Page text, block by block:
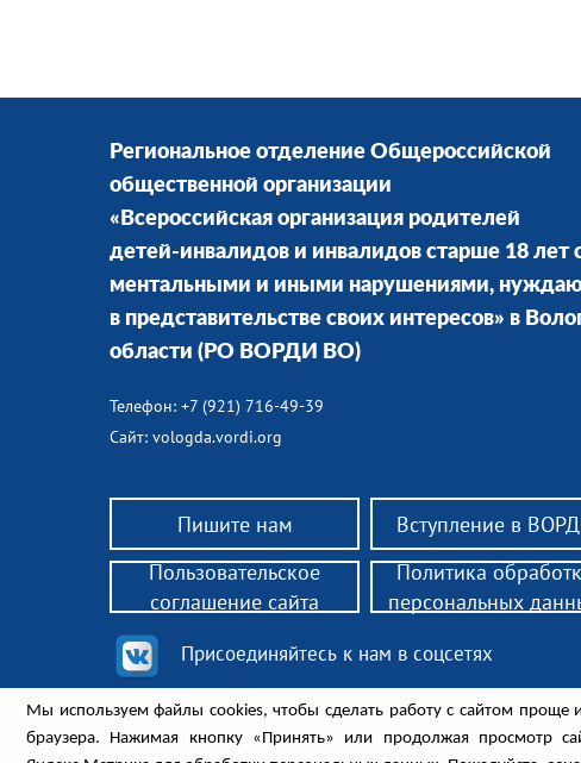
Региональное отделение Общероссийской
общественной организации
«Всероссийская организация родителей
детей-инвалидов и инвалидов старше 18 лет
ментальными и иными нарушениями,
в представительстве своих интересов» в
области (РО ВОРДИ ВО)
Телефон: +7 (921) 716-49-39
Сайт: vologda.vordi.org
Пишите нам Вступление в
законным представителям инвалидов 18+, нуждающихся в
Законодательство, поддержка, консультации,
Присоединяйтесь к нам в соцсетях
Пользовательское
соглашение сайта
Политика
персональных
Мы используем файлы cookies, чтобы сделать работу с сайтом проще
браузера. Нажимая кнопку «Принять» или продолжая просмотр